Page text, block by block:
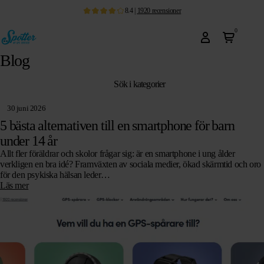
8.4| 1920 recensioner
0
Blog
Sök i kategorier
30 juni 2026
5 bästa alternativen till en smartphone för barn
under 14 år
Allt fler föräldrar och skolor frågar sig: är en smartphone i ung ålder
verkligen en bra idé? Framväxten av sociala medier, ökad skärmtid och oro
för den psykiska hälsan leder…
Läs mer